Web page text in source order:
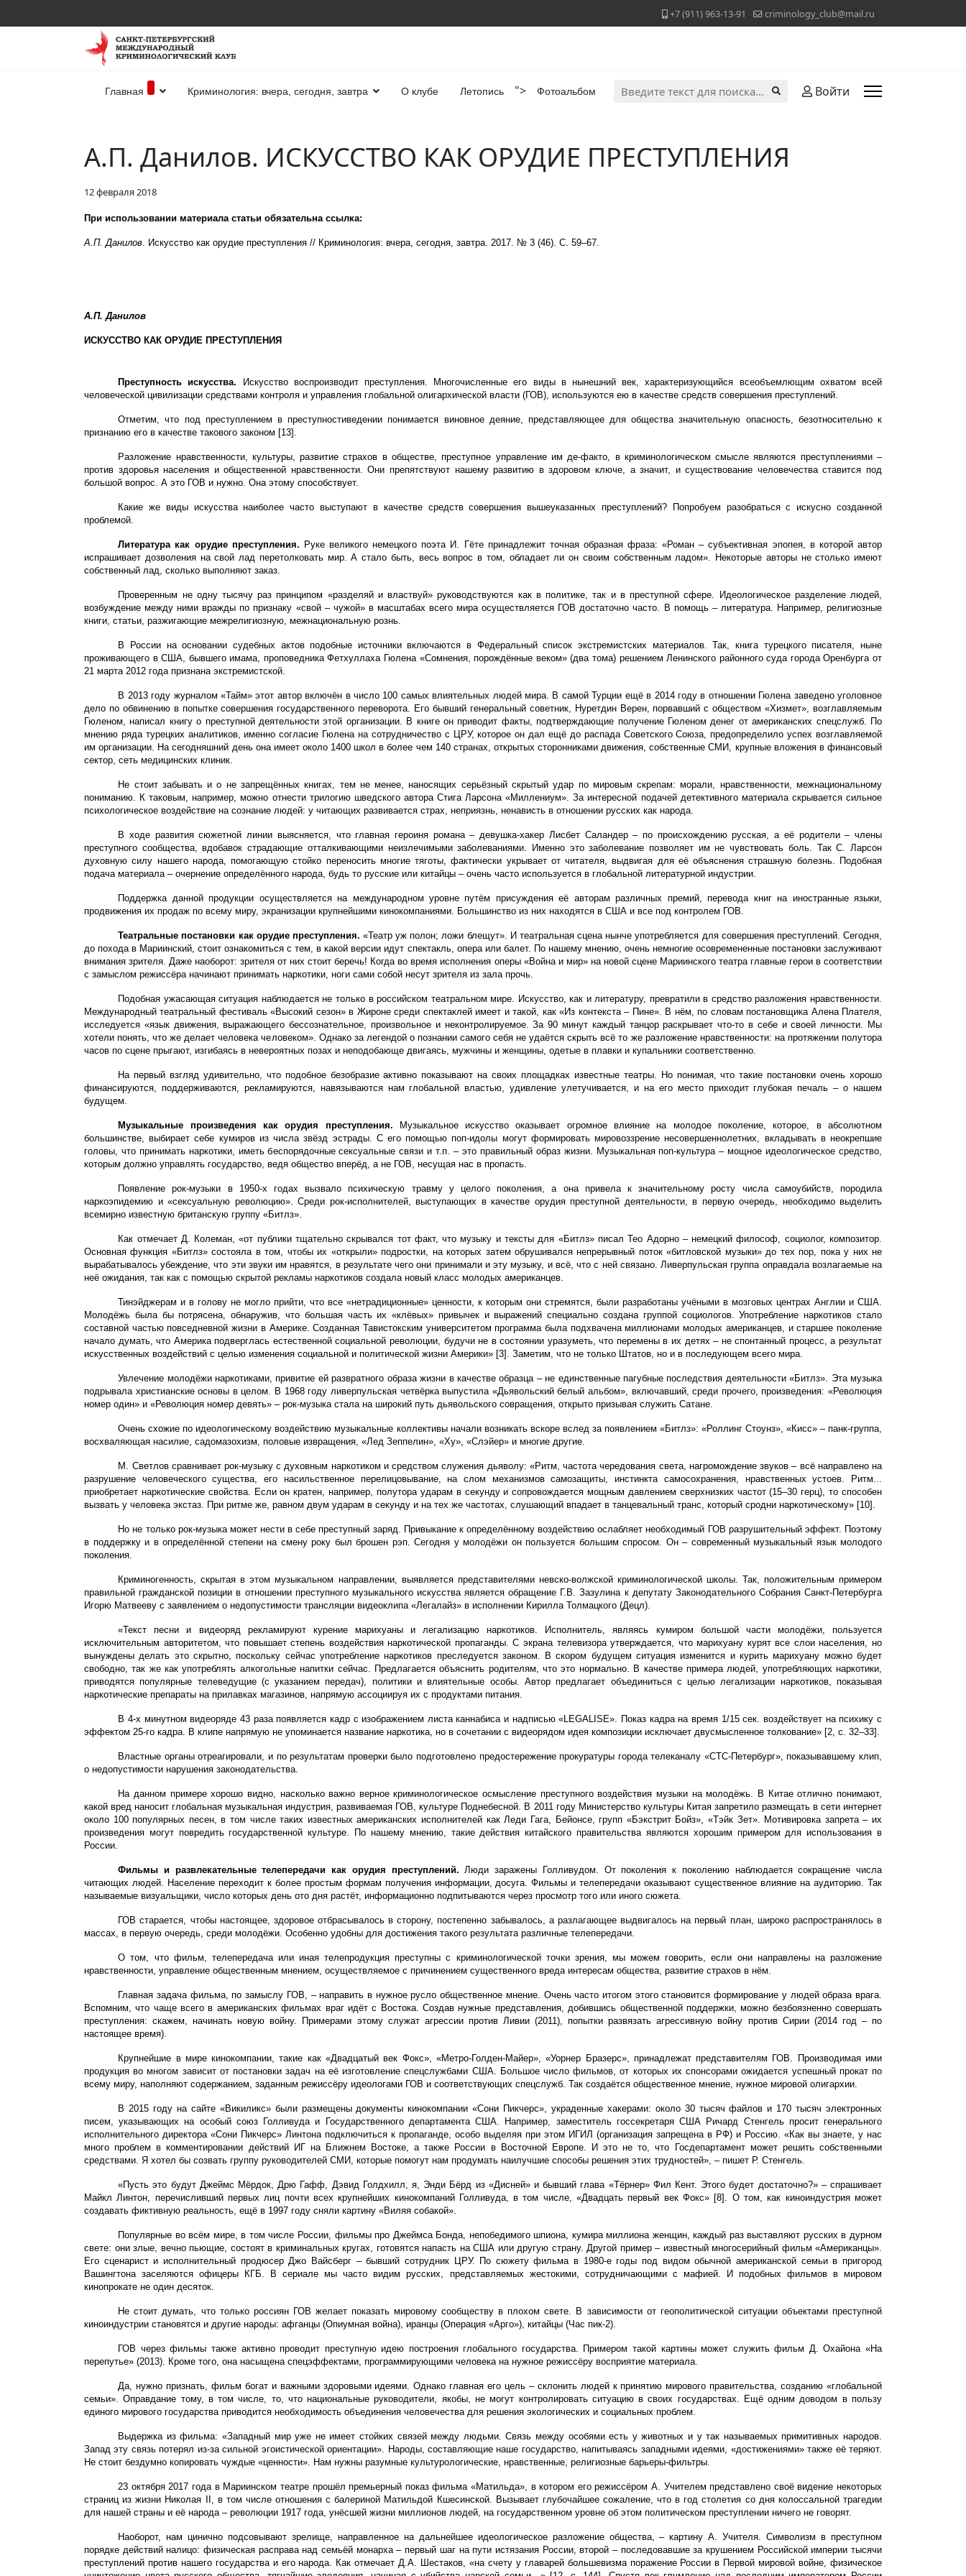
+7 (911) 963-13-91 criminology_club@mail.ru
Главная Криминология: вчера, сегодня, завтра О клубе Летопись "> Фотоальбом Искать... Войти
А.П. Данилов. ИСКУССТВО КАК ОРУДИЕ ПРЕСТУПЛЕНИЯ
12 февраля 2018
При использовании материала статьи обязательна ссылка:
А.П. Данилов. Искусство как орудие преступления // Криминология: вчера, сегодня, завтра. 2017. № 3 (46). С. 59–67.
А.П. Данилов
ИСКУССТВО КАК ОРУДИЕ ПРЕСТУПЛЕНИЯ
Преступность искусства. Искусство воспроизводит преступления. Многочисленные его виды в нынешний век, характеризующийся всеобъемлющим охватом всей
человеческой цивилизации средствами контроля и управления глобальной олигархической власти (ГОВ), используются ею в качестве средств совершения преступлений.
Отметим, что под преступлением в преступностиведении понимается виновное деяние, представляющее для общества значительную опасность, безотноси­тельно к
признанию его в качестве такового законом [13].
Разложение нравственности, культуры, развитие страхов в обществе, преступное управление им де-факто, в криминологическом смысле являются преступлениями –
против здоровья населения и общественной нравственности. Они препятствуют нашему развитию в здоровом ключе, а значит, и существование человечества ставится под
большой вопрос. А это ГОВ и нужно. Она этому способствует.
Какие же виды искусства наиболее часто выступают в качестве средств совершения вышеуказанных преступлений? Попробуем разобраться с искусно созданной
проблемой.
Литература как орудие преступления. Руке великого немецкого поэта И. Гёте принадлежит точная образная фраза: «Роман – субъективная эпопея, в которой автор
испрашивает дозволения на свой лад перетолковать мир. А стало быть, весь вопрос в том, обладает ли он своим собственным ладом». Некоторые авторы не столько имеют
собственный лад, сколько выполняют заказ.
Проверенным не одну тысячу раз принципом «разделяй и властвуй» руководствуются как в политике, так и в преступной сфере. Идеологическое разделение людей,
возбуждение между ними вражды по признаку «свой – чужой» в масштабах всего мира осуществляется ГОВ достаточно часто. В помощь – литература. Например, религиозные
книги, статьи, разжигающие межрелигиозную, межнациональную рознь.
В России на основании судебных актов подобные источники включаются в Федеральный список экстремистских материалов. Так, книга турецкого писателя, ныне
проживающего в США, бывшего имама, проповедника Фетхуллаха Гюлена «Сомнения, порождённые веком» (два тома) решением Ленинского районного суда города Оренбурга от
21 марта 2012 года признана экстремистской.
В 2013 году журналом «Тайм» этот автор включён в число 100 самых влиятельных людей мира. В самой Турции ещё в 2014 году в отношении Гюлена заведено уголовное
дело по обвинению в попытке совершения государственного переворота. Его бывший генеральный советник, Нуретдин Верен, порвавший с обществом «Хизмет», возглавляемым
Гюленом, написал книгу о преступной деятельности этой организации. В книге он приводит факты, подтверждающие получение Гюленом денег от американских спецслужб. По
мнению ряда турецких аналитиков, именно согласие Гюлена на сотрудничество с ЦРУ, которое он дал ещё до распада Советского Союза, предопределило успех возглавляемой
им организации. На сегодняшний деньона имеет около 1400 школ в более чем 140 странах, открытых сторонниками движения, собственные СМИ, крупные вложения в финансовый
сектор, сеть медицинских клиник.
Не стоит забывать и о не запрещённых книгах, тем не менее, наносящих серьёзный скрытый удар по мировым скрепам: морали, нравственности, межнациональному
пониманию. К таковым, например, можно отнести трилогию шведского автора Стига Ларсона «Миллениум». За интересной подачей детективного материала скрывается сильное
психологическое воздействие на сознание людей: у читающих развивается страх, неприязнь, ненависть в отношении русских как народа.
В ходе развития сюжетной линии выясняется, что главная героиня романа – девушка-хакер Лисбет Саландер – по происхождению русская, а её родители – члены
преступного сообщества, вдобавок страдающие отталкивающими неизлечимыми заболеваниями. Именно это заболевание позволяет им не чувствовать боль. Так С. Ларсон
духовную силу нашего народа, помогающую стойко переносить многие тяготы, фактически укрывает от читателя, выдвигая для её объяснения страшную болезнь. Подобная
подача материала – очернение определённого народа, будь то русские или китайцы – очень часто используется в глобальной литературной индустрии.
Поддержка данной продукции осуществляется на международном уровне путём присуждения её авторам различных премий, перевода книг на иностранные языки,
продвижения их продаж по всему миру, экранизации крупнейшими кинокомпаниями. Большинство из них находятся в США и все под контролем ГОВ.
Театральные постановки как орудие преступления. «Театр уж полон; ложи блещут». И театральная сцена нынче употребляется для совершения преступлений. Сегодня,
до похода в Мариинский, стоит ознакомиться с тем, в какой версии идут спектакль, опера или балет. По нашему мнению, очень немногие осовремененные постановки заслуживают
внимания зрителя. Даже наоборот: зрителя от них стоит беречь! Когда во время исполнения оперы «Война и мир» на новой сцене Мариинского театра главные герои в соответствии
с замыслом режиссёра начинают принимать наркотики, ноги сами собой несут зрителя из зала прочь.
Подобная ужасающая ситуация наблюдается не только в российском театральном мире. Искусство, как и литературу, превратили в средство разложения нравственности.
Международный театральный фестиваль «Высокий сезон» в Жироне среди спектаклей имеет и такой, как«Из контекста – Пине». В нём, по словам постановщика Алена Плателя,
исследуется «язык движения, выражающего бессознательное, произвольное и неконтролируемое. За 90 минут каждый танцор раскрывает что-то в себе и своей личности. Мы
хотели понять, что же делает человека человеком». Однако за легендой о познании самого себя не удаётся скрыть всё то же разложение нравственности: на протяжении полутора
часов по сцене прыгают, изгибаясь в невероятных позах и неподобающе двигаясь, мужчины и женщины, одетые в плавки и купальники соответственно.
На первый взгляд удивительно, что подобное безобразие активно показывают на своих площадках известные театры. Но понимая, что такие постановки очень хорошо
финансируются, поддерживаются, рекламируются, навязываются нам глобальной властью, удивление улетучивается, и на его место приходит глубокая печаль – о нашем
будущем.
Музыкальные произведения как орудия преступления.
Музыкальное искусство оказывает огромное влияние на молодое поколение, которое, в абсолютном
большинстве, выбирает себе кумиров из числа звёзд эстрады. С его помощью поп-идолы могут формировать мировоззрение несовершеннолетних, вкладывать в неокрепшие
головы, что принимать наркотики, иметь беспорядочные сексуальные связи и т.п. – это правильный образ жизни. Музыкальная поп-культура – мощное идеологическое средство,
которым должно управлять государство, ведя общество вперёд, а не ГОВ, несущая нас в пропасть.
Появление рок-музыки в 1950-х годах вызвало психическую травму у целого поколения, а она привела к значительному росту числа самоубийств, породила
наркоэпидемию и «сексуальную революцию». Среди рок-исполнителей, выступающих в качестве орудия преступной деятельности, в первую очередь, необходимо выделить
всемирно известную британскую группу «Битлз».
Как отмечает Д. Колеман, «от публики тщательно скрывался тот факт, что музыку и тексты для «Битлз» писал Тео Адорно – немецкий философ, социолог, композитор.
Основная функция «Битлз» состояла в том, чтобы их «открыли» подростки, на которых затем обрушивался непрерывный поток «битловской музыки» до тех пор, пока у них не
вырабатывалось убеждение, что эти звуки им нравятся, в результате чего они принимали и эту музыку, и всё, что с ней связано. Ливерпульская группа оправдала возлагаемые на
неё ожидания, так как с помощью скрытой рекламы наркотиков создала новый класс молодых американцев.
Тинэйджерам и в голову не могло прийти, что все «нетрадиционные» ценности, к которым они стремятся, были разработаны учёными в мозговых центрах Англии и США.
Молодёжь была бы потрясена, обнаружив, что большая часть их «клёвых» привычек и выражений специально создана группой социологов. Употребление наркотиков стало
составной частью повседневной жизни в Америке. Созданная Тавистокским университетом программа была подхвачена миллионами молодых американцев, и старшее поколение
начало думать, что Америка подверглась естественной социальной революции, будучи не в состоянии уразуметь, что перемены в их детях – не спонтанный процесс, а результат
искусственных воздействий с целью изменения социальной и политической жизни Америки» [3]. Заметим, что не только Штатов, но и в последующем всего мира.
Увлечение молодёжи наркотиками, привитие ей развратного образа жизни в качестве образца – не единственные пагубные последствия деятельности «Битлз». Эта музыка
подрывала христианские основы в целом. В 1968 году ливерпульская четвёрка выпустила «Дьявольский белый альбом», включавший, среди прочего, произведения: «Революция
номер один» и «Революция номер девять» – рок-музыка стала на широкий путь дьявольского совращения, открыто призывая служить Сатане.
Очень схожие по идеологическому воздействию музыкальные коллективы начали возникать вскоре вслед за появлением «Битлз»: «Роллинг Стоунз», «Кисс» – панк-группа,
восхваляющая насилие, садомазохизм, половые извращения, «Лед Зеппелин», «Ху», «Слэйер» и многие другие.
М. Светлов сравнивает рок-музыку с духовным наркотиком и средством служения дьяволу: «Ритм, частота чередования света, нагромождение звуков – всё направлено на
разрушение человеческого существа, его насильственное перелицовывание, на слом механизмов самозащиты, инстинкта самосохранения, нравственных устоев. Ритм...
приобретает наркотические свойства. Если он кратен, например, полутора ударам в секунду и сопровождается мощным давлением сверхнизких частот (15–30 герц), то способен
вызвать у человека экстаз. При ритме же, равном двум ударам в секунду и на тех же частотах, слушающий впадает в танцевальный транс, который сродни наркотическому» [10].
Но не только рок-музыка может нести в себе преступный заряд. Привыкание к определённому воздействию ослабляет необходимый ГОВ разрушительный эффект. Поэтому
в поддержку и в определённой степени на смену року был брошен рэп. Сегодня у молодёжи он пользуется большим спросом. Он – современный музыкальный язык молодого
поколения.
Криминогенность, скрытая в этом музыкальном направлении, выявляется представителями невско-волжской криминологической школы. Так, положительным примером
правильной гражданской позиции в отношении преступного музыкального искусства является обращение Г.В. Зазулина к депутату Законодательного Собрания Санкт-Петербурга
Игорю Матвееву с заявлением о недопустимости трансляции видеоклипа «Легалайз» в исполнении Кирилла Толмацкого (Децл).
«Текст песни и видеоряд рекламируют курение марихуаны и легализацию наркотиков. Исполнитель, являясь кумиром большой части молодёжи, пользуется
исключительным авторитетом, что повышает степень воздействия наркотической пропаганды. С экрана телевизора утверждается, что марихуану курят все слои населения, но
вынуждены делать это скрытно, поскольку сейчас употребление наркотиков преследуется законом. В скором будущем ситуация изменится и курить марихуану можно будет
свободно, так же как употреблять алкогольные напитки сейчас. Предлагается объяснить родителям, что это нормально. В качестве примера людей, употребляющих наркотики,
приводятся популярные телеведущие (с указанием передач), политики и влиятельные особы. Автор предлагает объединиться с целью легализации наркотиков, показывая
наркотические препараты на прилавках магазинов, напрямую ассоциируя их с продуктами питания.
В 4-х минутном видеоряде 43 раза появляется кадр с изображением листа каннабиса и надписью «LEGALISE». Показ кадра на время 1/15 сек. воздействует на психику с
эффектом 25-го кадра. В клипе напрямую не упоминается название наркотика, но в сочетании с видеорядом идея композиции исключает двусмысленное толкование» [2, с. 32–33].
Властные органы отреагировали, и по результатам проверки было подготовлено предостережение прокуратуры города телеканалу «СТС-Петербург», показывавшему клип,
о недопустимости нарушения законодательства.
На данном примере хорошо видно, насколько важно верное криминологическое осмысление преступного воздействия музыки на молодёжь. В Китае отлично понимают,
какой вред наносит глобальная музыкальная индустрия, развиваемая ГОВ, культуре Поднебесной. В 2011 году Министерство культуры Китая запретило размещать в сети интернет
около 100 популярных песен, в том числе таких известных американских исполнителей как Леди Гага, Бейонсе, групп «Бэкстрит Бойз», «Тэйк Зет». Мотивировка запрета – их
произведения могут повредить государственной культуре.
По нашему мнению, такие действия китайского правительства являются хорошим примером для использования в
России.
Фильмы и развлекательные телепередачи как орудия преступлений. Люди заражены Голливудом. От поколения к поколению наблюдается сокращение числа
читающих людей. Население переходит к более простым формам получения информации, досуга. Фильмы и телепередачи оказывают существенное влияние на аудиторию. Так
называемые визуальщики, число которых день ото дня растёт, информационно подпитываются через просмотр того или иного сюжета.
ГОВ старается, чтобы настоящее, здоровое отбрасывалось в сторону, постепенно забывалось, а разлагающее выдвигалось на первый план, широко распространялось в
массах, в первую очередь, среди молодёжи. Особенно удобны для достижения такого результата различные телепередачи.
О том, что фильм, телепередача или иная телепродукция преступны с криминологической точки зрения, мы можем говорить, если они направлены на разложение
нравственности, управление общественным мнением, осуществляемое с причинением существенного вреда интересам общества, развитие страхов в нём.
Главная задача фильма, по замыслу ГОВ, – направить в нужное русло общественное мнение. Очень часто итогом этого становится формирование у людей образа врага.
Вспомним, что чаще всего в американских фильмах враг идёт с Востока. Создав нужные представления, добившись общественной поддержки, можно безбоязненно совершать
преступления: скажем, начинать новую войну. Примерами этому служат агрессии против Ливии (2011), попытки развязать агрессивную войну против Сирии (2014 год – по
настоящее время).
Крупнейшие в мире кинокомпании, такие как «Двадцатый век Фокс», «Метро-Голден-Майер», «Уорнер Бразерс», принадлежат представителям ГОВ. Производимая ими
продукция во многом зависит от постановки задач на её изготовление спецслужбами США. Большое число фильмов, от которых их спонсорами ожидается успешный прокат по
всему миру, наполняют содержанием, заданным режиссёру идеологами ГОВ и соответствующих спецслужб. Так создаётся общественное мнение, нужное мировой олигархии.
В 2015 году на сайте «Викиликс» были размещены документы кинокомпании «Сони Пикчерс», украденные хакерами: около 30 тысяч файлов и 170 тысяч электронных
писем, указывающих на особый союз Голливуда и Государственного департамента США. Например, заместитель госсекретаря США Ричард Стенгель просит генерального
исполнительного директора «Сони Пикчерс» Линтона подключиться к пропаганде, особо выделяя при этом ИГИЛ (организация запрещена в РФ) и Россию. «Как вы знаете, у нас
много проблем в комментировании действий ИГ на Ближнем Востоке, а также России в Восточной Европе. И это не то, что Госдепартамент может решить собственными
средствами. Я хотел бы созвать группу руководителей СМИ, которые помогут нам продумать наилучшие способы решения этих трудностей», –пишет Р. Стенгель.
«Пусть это будут Джеймс Мёрдок, Дрю Гафф, Дэвид Голдхилл, я, Энди Бёрд из «Дисней» и бывший глава «Тёрнер» Фил Кент. Этого будет достаточно?» –спрашивает
Майкл Линтон, перечисливший первых лиц почти всех крупнейших кинокомпаний Голливуда, в том числе, «Двадцать первый век Фокс» [8]. О том, как киноиндустрия может
создавать фиктивную реальность, ещё в 1997 году сняли картину «Виляя собакой».
Популярные во всём мире, в том числе России, фильмы про Джеймса Бонда, непобедимого шпиона, кумира миллиона женщин, каждый раз выставляют русских в дурном
свете: они злые, вечно пьющие, состоят в криминальных кругах, готовятся напасть на США или другую страну. Другой пример – известный многосерийный фильм «Американцы».
Его сценарист и исполнительный продюсер Джо Вайсберг – бывший сотрудник ЦРУ. По сюжету фильма в 1980-е годы под видом обычной американской семьи в пригород
Вашингтона заселяются офицеры КГБ. В сериале мы часто видим русских, представляемых жестокими, сотрудничающими с мафией. И подобных фильмов в мировом
кинопрокате не один десяток.
Не стоит думать, что только россиян ГОВ желает показать мировому сообществу в плохом свете. В зависимости от геополитической ситуации объектами преступной
киноиндустрии становятся и другие народы: афганцы (Опиумная война), иранцы (Операция «Арго»), китайцы (Час пик-2).
ГОВ через фильмы также активно проводит преступную идею построения глобального государства. Примером такой картины может служитьфильм Д. Охайона «На
перепутье» (2013). Кроме того, она насыщена спецэффектами, программирующими человека на нужное режиссёру восприятие материала.
Да, нужно признать, фильм богат и важными здоровыми идеями. Однако главная его цель –склонить людей к принятию мирового правительства, созданию «глобальной
семьи». Оправдание тому, в том числе, то, что национальные руководители, якобы, не могут контролировать ситуацию в своих государствах. Ещё одним доводом в пользу
единого мирового государства приводится необходимость объединения человечества для решения экологических и социальных проблем.
Выдержка из фильма: «Западный мир уже не имеет стойких связей между людьми. Связь между особями есть у животных и у так называемых примитивных народов.
Запад эту связь потерял из-за сильной эгоистической ориентации». Народы, составляющие наше государство, напитываясь западными идеями, «достижениями» также её теряют.
Не стоит бездумно копировать чуждые «ценности». Нам нужны разумные культурологические, нравственные, религиозные барьеры-фильтры.
23 октября 2017 года в Мариинском театре прошёл премьерный показ фильма «Матильда», в котором его режиссёром А. Учителем представлено своё видение некоторых
страниц из жизни Николая
, в том числе отношенияc балериной Матильдой Кшесинской. Вызывает глубочайшее сожаление, что в год столетия со дня колоссальной трагедии
для нашей страны и её народа – революции 1917 года, унёсшей жизни миллионов людей, на государственном уровне об этом политическом преступлении ничего не говорят.
Наоборот, нам цинично подсовывают зрелище, направленное на дальнейшее идеологическое разложение общества, – картину А. Учителя. Символизм в преступном
порядке действий налицо: физическая расправа над семьёй монарха – первый шаг на пути истязания России, второй – последовавшие за крушением Российской империи тысячи
преступлений против нашего государства и его народа. Как отмечает Д.А. Шестаков, «на счету у главарей большевизма поражение России в Первой мировой войне, физическое